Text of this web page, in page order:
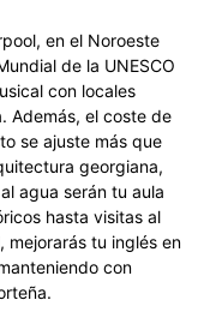
en el Noroeste
de la UNESCO
con locales
Además, el coste de
se ajuste más que
georgiana,
agua serán tu aula
hasta visitas al
mejorarás tu inglés en
con